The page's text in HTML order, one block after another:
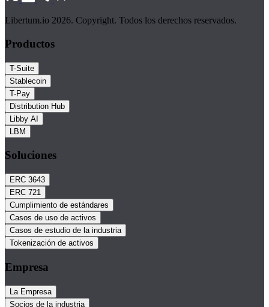
Libertum.io 2026. Copyright. Todos los derechos reservados.
Productos
T-Suite
Stablecoin
T-Pay
Distribution Hub
Libby AI
LBM
Soluciones
ERC 3643
ERC 721
Cumplimiento de estándares
Casos de uso de activos
Casos de estudio de la industria
Tokenización de activos
Empresa
La Empresa
Socios de la industria